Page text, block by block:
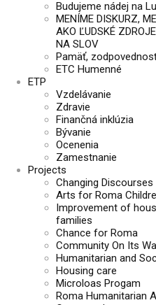
Budujeme nádej na
MENÍME DISKURZ,
AKO ĽUDSKÉ
NA SLOV
Pamäť,
ETC Humenné
ETP
Vzdelávanie
Zdravie
Finančná inklúzia
Bývanie
Ocenenia
Zamestnanie
Projects
Changing Discourses
Arts for Roma
Improvement of
families
Chance for Roma
Community On Its
Humanitarian and
Housing care
Microloas Progam
Roma Humanitarian